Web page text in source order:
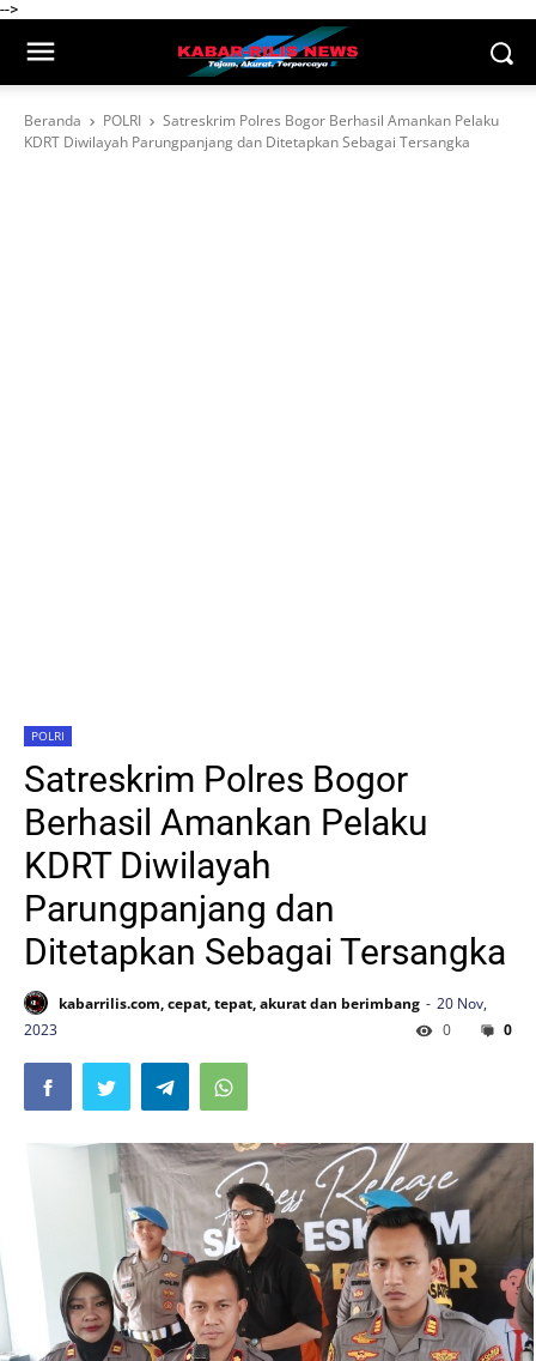
-->
Beranda POLRI
Satreskrim Polres Bogor Berhasil Amankan Pelaku
KDRT Diwilayah Parungpanjang dan Ditetapkan Sebagai Tersangka
POLRI
Satreskrim Polres Bogor
Berhasil Amankan Pelaku
KDRT Diwilayah
Parungpanjang dan
Ditetapkan Sebagai Tersangka
kabarrilis.com, cepat, tepat, akurat dan berimbang
20 Nov,
2023
0
0